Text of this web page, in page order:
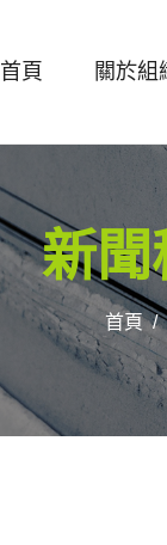
首頁 關於組
新聞
首頁